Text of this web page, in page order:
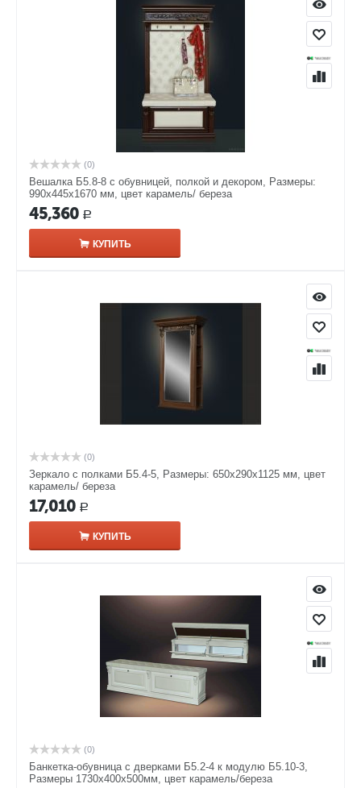
(0)
Вешалка Б5.8-8 с обувницей, полкой и декором, Размеры:
990х445х1670 мм, цвет карамель/ береза
45,360 Р
КУПИТЬ
(0)
Зеркало с полками Б5.4-5, Размеры: 650х290х1125 мм, цвет
карамель/ береза
17,010 Р
КУПИТЬ
(0)
Банкетка-обувница с дверками Б5.2-4 к модулю Б5.10-3,
Размеры 1730х400х500мм, цвет карамель/береза